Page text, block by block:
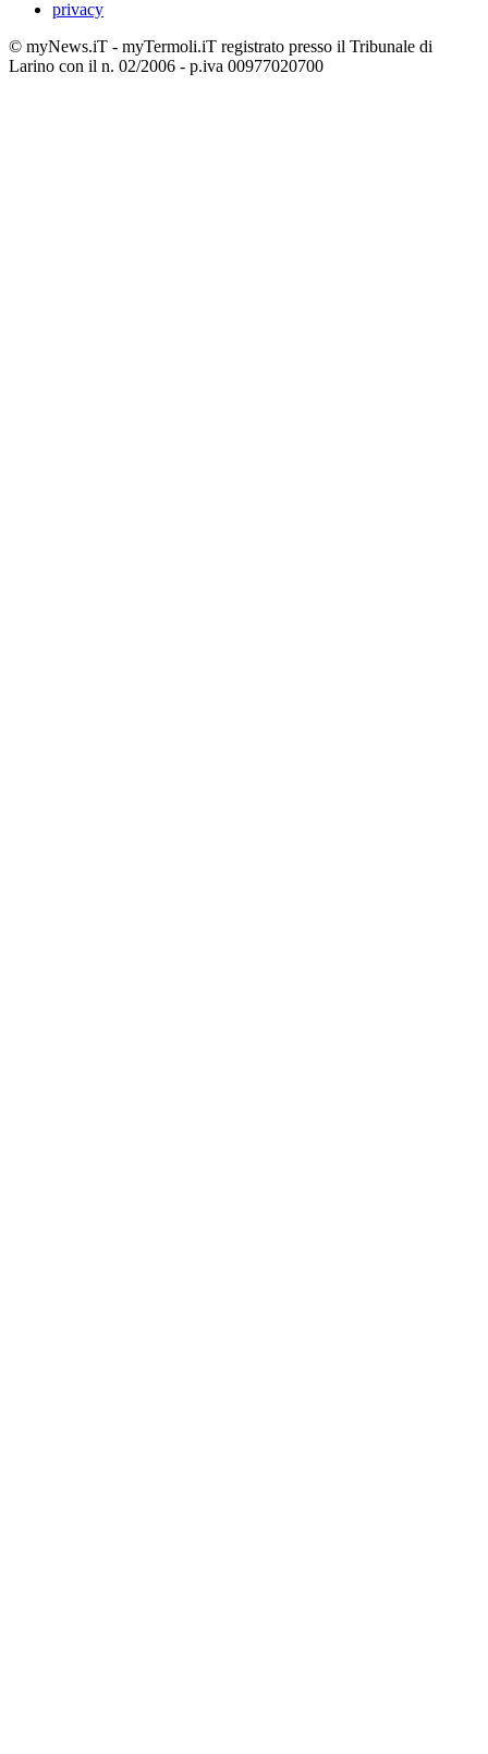
privacy
© myNews.iT - myTermoli.iT registrato presso il Tribunale di
Larino con il n. 02/2006 - p.iva 00977020700